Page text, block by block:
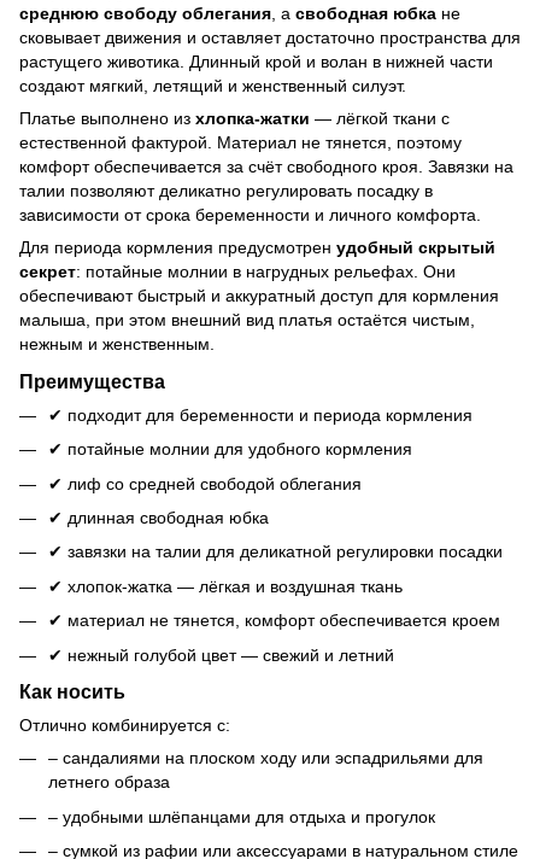
среднюю свободу облегания , а свободная юбка не
сковывает движения и оставляет достаточно пространства для
растущего животика. Длинный крой и волан в нижней части
создают мягкий, летящий и женственный силуэт.
Платье выполнено из хлопка-жатки — лёгкой ткани с
естественной фактурой. Материал не тянется, поэтому
комфорт обеспечивается за счёт свободного кроя. Завязки на
талии позволяют деликатно регулировать посадку в
зависимости от срока беременности и личного комфорта.
Для периода кормления предусмотрен удобный скрытый
секрет: потайные молнии в нагрудных рельефах. Они
обеспечивают быстрый и аккуратный доступ для кормления
малыша, при этом внешний вид платья остаётся чистым,
нежным и женственным.
Преимущества
✔ подходит для беременности и периода кормления
✔ потайные молнии для удобного кормления
✔ лиф со средней свободой облегания
✔ длинная свободная юбка
✔ завязки на талии для деликатной регулировки посадки
✔ хлопок-жатка — лёгкая и воздушная ткань
✔ материал не тянется, комфорт обеспечивается кроем
✔ нежный голубой цвет — свежий и летний
Как носить
Отлично комбинируется с:
– сандалиями на плоском ходу или эспадрильями для
летнего образа
– удобными шлёпанцами для отдыха и прогулок
– сумкой из рафии или аксессуарами в натуральном стиле